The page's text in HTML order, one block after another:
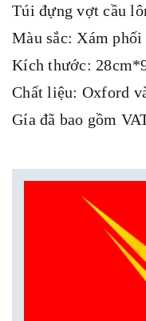
Túi đựng vợt cầu
Màu sắc: Xám
Kích thước:
Chất liệu: Oxford
Gía đã bao gồm